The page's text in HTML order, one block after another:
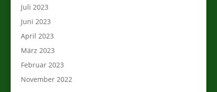
Juli 2023
Juni 2023
April 2023
März 2023
Februar 2023
November 2022